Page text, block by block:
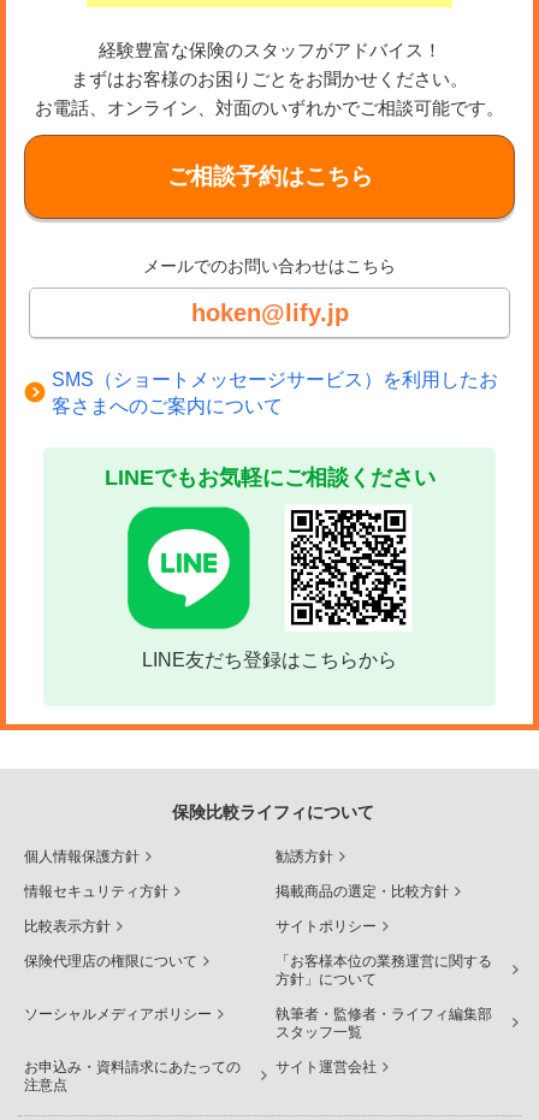
経験豊富な保険のスタッフがアドバイス！
まずはお客様のお困りごとをお聞かせください。
お電話、オンライン、対面のいずれかでご相談可能です。
ご相談予約はこちら
メールでのお問い合わせはこちら
hoken@lify.jp
SMS（ショートメッセージサービス）を利用したお
客さまへのご案内について
LINEでもお気軽にご相談ください
LINE友だち登録はこちらから
保険比較ライフィについて
個人情報保護方針 勧誘方針
情報セキュリティ方針 掲載商品の選定・比較方針
比較表示方針 サイトポリシー
保険代理店の権限について
「お客様本位の業務運営に関する
方針」について
ソーシャルメディアポリシー
執筆者・監修者・ライフィ編集部
スタッフ一覧
お申込み・資料請求にあたっての
注意点
サイト運営会社